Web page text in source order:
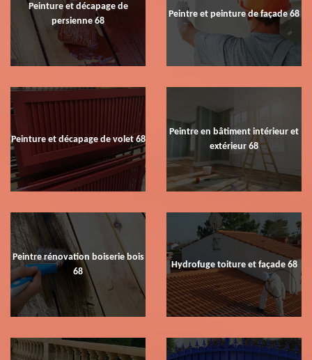
Peinture et décapage de
persienne 68
Peintre et peinture de façade 68
Peinture et décapage de volet 68
Peintre en bâtiment intérieur et
extérieur 68
Peintre rénovation boiserie bois
68
Hydrofuge toiture et façade 68